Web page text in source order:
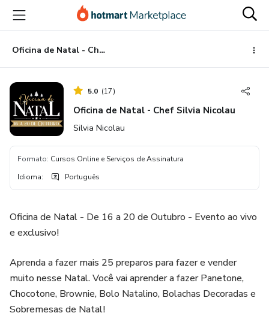
para
conteúdo
principal
para
pagamento
para
rodapé
Oficina de Natal - Chef Silvia Nicolau
5.0 (17)
Oficina de Natal - Chef Silvia Nicolau
Silvia Nicolau
Formato: Cursos Online e Serviços de Assinatura
Idioma: Português
Oficina de Natal - De 16 a 20 de Outubro - Evento ao vivo
e exclusivo!
Aprenda a fazer mais 25 preparos para fazer e vender
muito nesse Natal. Você vai aprender a fazer Panetone,
Chocotone, Brownie, Bolo Natalino, Bolachas Decoradas e
Sobremesas de Natal!